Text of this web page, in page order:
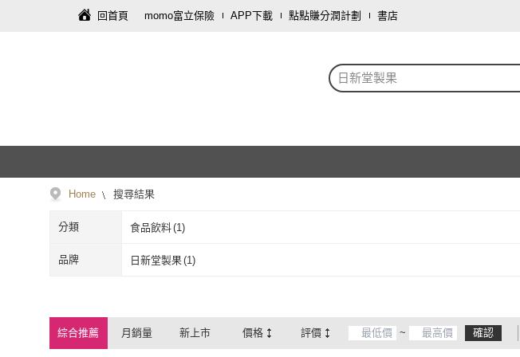
回首頁 momo富立保險 APP下載 點點賺分潤計劃 書店
日新堂製果
Home 搜尋結果
分類 食品飲料(1)
品牌 日新堂製果(1)
綜合推薦 月銷量 新上市 價格 評價 ~ 確認